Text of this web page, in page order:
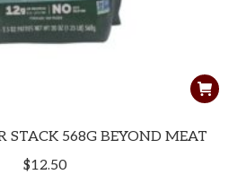
STACK 568G BEYOND MEAT
$12.50